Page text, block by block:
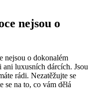
nejsou o
nejsou o dokonalém
luxusních dárcích. Jsou
rádi. Nezatěžujte se
se na to, co vám dělá